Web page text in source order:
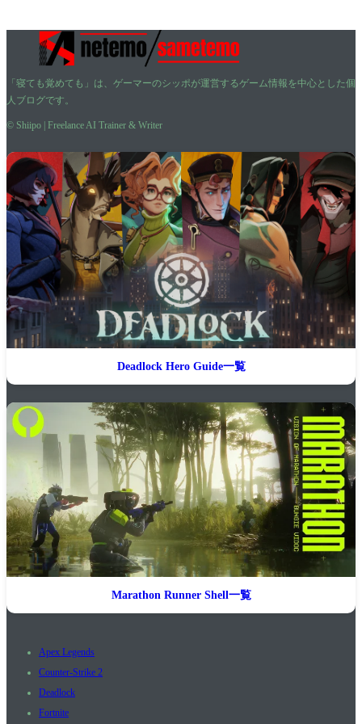
「寝ても覚めても」は、ゲーマーのシッポが運営するゲーム情報を中心とした個
人ブログです。
© Shiipo | Freelance AI Trainer & Writer
Deadlock Hero Guide一覧
Marathon Runner Shell一覧
Apex Legends
Counter-Strike 2
Deadlock
Fortnite